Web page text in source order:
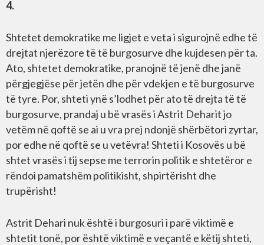
4.
Shtetet demokratike me ligjet e veta i sigurojnë edhe të
drejtat njerëzore të të burgosurve dhe kujdesen për ta.
Ato, shtetet demokratike, pranojnë të jenë dhe janë
përgjegjëse për jetën dhe për vdekjen e të burgosurve
të tyre. Por, shteti ynë s’lodhet për ato të drejta të të
burgosurve, prandaj u bë vrasës i Astrit Deharit jo
vetëm në qoftë se ai u vra prej ndonjë shërbëtori zyrtar,
por edhe në qoftë se u vetëvra! Shteti i Kosovës u bë
shtet vrasës i tij sepse me terrorin politik e shtetëror e
rëndoi pamatshëm politikisht, shpirtërisht dhe
trupërisht!
Astrit Dehari nuk është i burgosuri i parë viktimë e
shtetit tonë, por është viktimë e veçantë e këtij shteti,